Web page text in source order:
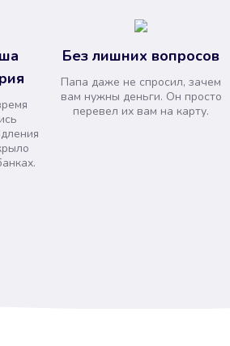
Без лишних вопросов
Папа даже не спросил, зачем
вам нужны деньги. Он просто
перевел их вам на карту.